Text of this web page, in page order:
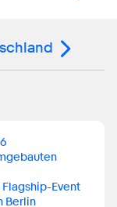
Event
Berlin